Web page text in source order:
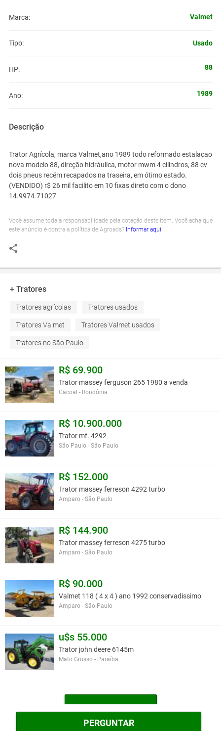
PERGUNTAR
Marca: Valmet
Tipo: Usado
HP: 88
Ano: 1989
Descrição
Trator Agrícola, marca Valmet,ano 1989 todo reformado estalaçao
nova modelo 88, direção hidráulica, motor mwm 4 cilindros, 88 cv
dois pneus recém recapados na traseira, em ótimo estado.
(VENDIDO) r$ 26 mil facilito em 10 fixas direto com o dono
14.9974.71027
Você assume toda a responsabilidade pela cotação deste item. Você acha que
este anúncio é contra a política de Agroads? Informar aqui
+ Tratores
Tratores agrícolas Tratores usados
Tratores Valmet Tratores Valmet usados
Tratores no São Paulo
R$ 69.900
Trator massey ferguson 265 1980 a venda
Cacoal - Rondônia
R$ 10.900.000
Trator mf. 4292
São Paulo - São Paulo
R$ 152.000
Trator massey ferreson 4292 turbo
Amparo - São Paulo
R$ 144.900
Trator massey ferreson 4275 turbo
Amparo - São Paulo
R$ 90.000
Valmet 118 ( 4 x 4 ) ano 1992 conservadissimo
Amparo - São Paulo
u$s 55.000
Trator john deere 6145m
Mato Grosso - Paraíba